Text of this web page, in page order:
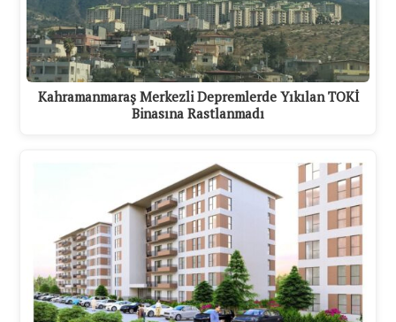
Kahramanmaraş Merkezli Depremlerde Yıkılan TOKİ
Binasına Rastlanmadı